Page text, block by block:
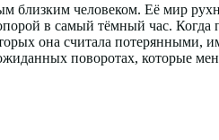
близким человеком. Её мир
в самый тёмный час.
она считала потерянными,
поворотах, которые